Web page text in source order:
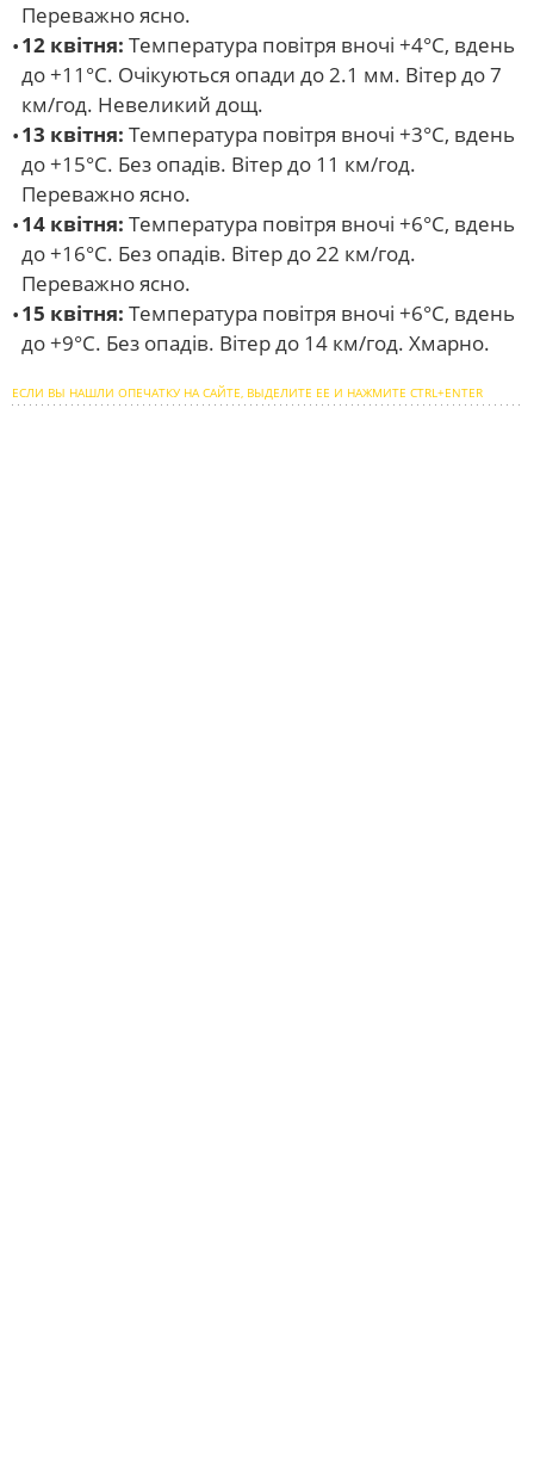
Переважно ясно.
12 квітня: Температура повітря вночі +4°С, вдень
до +11°С. Очікуються опади до 2.1 мм. Вітер до 7
км/год. Невеликий дощ.
13 квітня: Температура повітря вночі +3°С, вдень
до +15°С. Без опадів. Вітер до 11 км/год.
Переважно ясно.
14 квітня: Температура повітря вночі +6°С, вдень
до +16°С. Без опадів. Вітер до 22 км/год.
Переважно ясно.
15 квітня: Температура повітря вночі +6°С, вдень
до +9°С. Без опадів. Вітер до 14 км/год. Хмарно.
ЕСЛИ ВЫ НАШЛИ ОПЕЧАТКУ НА САЙТЕ, ВЫДЕЛИТЕ ЕЕ И НАЖМИТЕ CTRL+ENTER